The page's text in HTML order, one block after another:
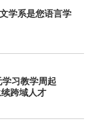
学系是您语言学
习教学周起
跨域人才